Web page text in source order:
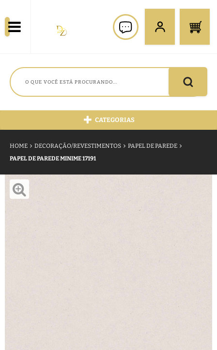
CATEGORIAS
HOME DECORAÇÃO/REVESTIMENTOS
PAPEL DE PAREDE
PAPEL DE PAREDE MINIME 17191